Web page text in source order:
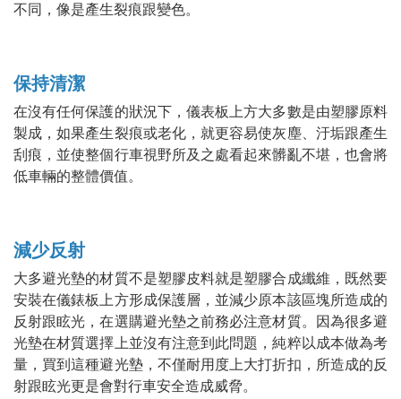
不同，像是產生裂痕跟變色。
保持清潔
在沒有任何保護的狀況下，儀表板上方大多數是由塑膠原料
製成，如果產生裂痕或老化，就更容易使灰塵、汙垢跟產生
刮痕，並使整個行車視野所及之處看起來髒亂不堪，也會將
低車輛的整體價值。
減少反射
大多避光墊的材質不是塑膠皮料就是塑膠合成纖維，既然要
安裝在儀錶板上方形成保護層，並減少原本該區塊所造成的
反射跟眩光，在選購避光墊之前務必注意材質。因為很多避
光墊在材質選擇上並沒有注意到此問題，純粹以成本做為考
量，買到這種避光墊，不僅耐用度上大打折扣，所造成的反
射跟眩光更是會對行車安全造成威脅。